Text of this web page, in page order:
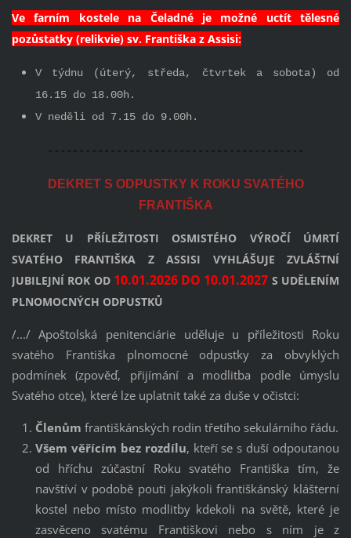
Ve farním kostele na Čeladné je možné uctít tělesné
pozůstatky (relikvie) sv. Františka z Assisi:
V týdnu (úterý, středa, čtvrtek a sobota) od
16.15 do 18.00h.
V neděli od 7.15 do 9.00h.
-----------------------------------------
DEKRET S ODPUSTKY K ROKU SVATÉHO
FRANTIŠKA
DEKRET U PŘÍLEŽITOSTI OSMISTÉHO VÝROČÍ ÚMRTÍ
SVATÉHO FRANTIŠKA Z ASSISI VYHLÁŠUJE ZVLÁŠTNÍ
JUBILEJNÍ ROK OD 10.01.2026 DO 10.01.2027 S UDĚLENÍM
PLNOMOCNÝCH ODPUSTKŮ
/.../ Apoštolská penitenciárie uděluje u příležitosti Roku
svatého Františka plnomocné odpustky za obvyklých
podmínek (zpověď, přijímání a modlitba podle úmyslu
Svatého otce), které lze uplatnit také za duše v očistci:
Členům františkánských rodin třetího sekulárního řádu.
Všem věřícím bez rozdílu, kteří se s duší odpoutanou
od hříchu zúčastní Roku svatého Františka tím, že
navštíví v podobě pouti jakýkoli františkánský klášterní
kostel nebo místo modlitby kdekoli na světě, které je
zasvěceno svatému Františkovi nebo s ním je z